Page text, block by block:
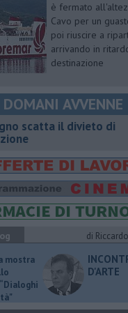
è fermato
Cavo per un
poi riuscire a
arrivando in
destinazione
DOMANI AVVENNE
scatta il divieto di
di
mostra
D'ARTE